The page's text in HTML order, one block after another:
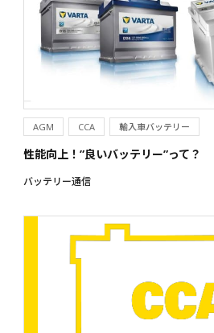
AGM CCA 輸入車バッテリー
性能向上！”良いバッテリー”って？
バッテリー通信